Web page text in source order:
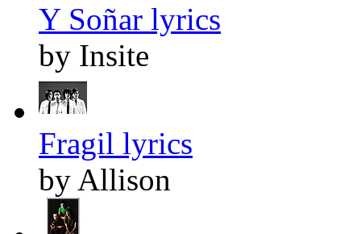
Y Soñar lyrics
by Insite
Fragil lyrics
by Allison